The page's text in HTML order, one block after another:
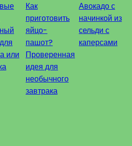
или
Как
приготовить
яйцо-
пашот?
Проверенная
идея для
необычного
завтрака
Авокадо с
начинкой из
сельди с
каперсами